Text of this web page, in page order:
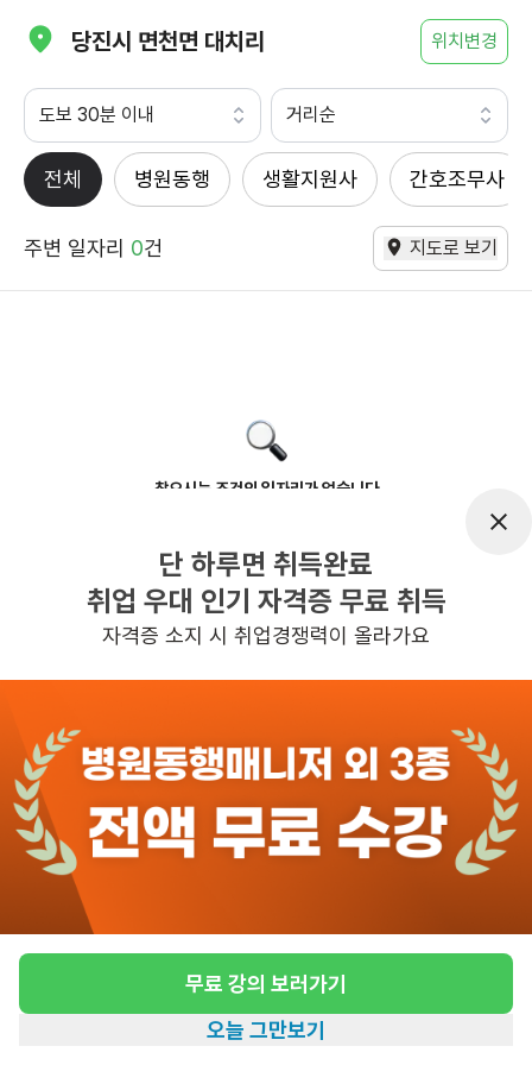
당진시 면천면 대치리 위치변경
도보 30분 이내 거리순
전체 병원동행 생활지원사 간호조무사
주변 일자리 0건 지도로 보기
찾으시는 조건의 일자리가 없습니다
반경 3KM 이내의 일자리 확인하기
단 하루면 취득완료
취업 우대 인기 자격증 무료 취득
자격증 소지 시 취업경쟁력이 올라가요
무료 강의 보러가기
오늘 그만보기